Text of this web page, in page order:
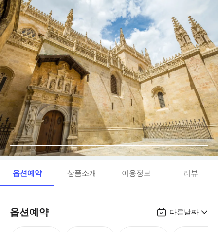
옵션예약 상품소개 이용정보 리뷰
옵션예약 다른날짜